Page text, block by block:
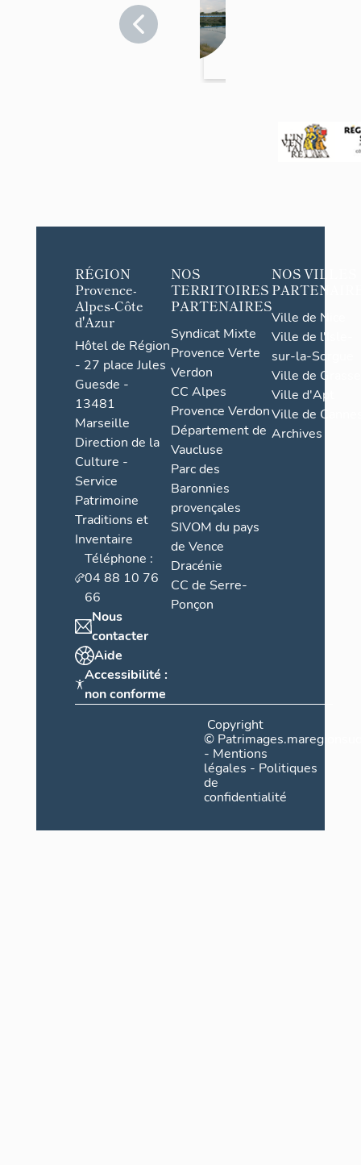
RÉGION
Provence-
Alpes-Côte
d'Azur
Hôtel de Région
- 27 place Jules
Guesde -
13481
Marseille
Direction de la
Culture -
Service
Patrimoine
Traditions et
Inventaire
Téléphone :
04 88 10 76
66
Nous
contacter
Aide
Accessibilité :
non conforme
NOS
TERRITOIRES
PARTENAIRES
Syndicat Mixte
Provence Verte
Verdon
CC Alpes
Provence Verdon
Département de
Vaucluse
Parc des
Baronnies
provençales
SIVOM du pays
de Vence
Dracénie
CC de Serre-
Ponçon
NOS VILLES
Ville de Nice
Ville de l'Isle-
sur-la-Sorgue
Ville de Grasse
Ville d'Apt
Ville de
Archives
Copyright
©
- Mentions
légales - Politiques
de
confidentialité